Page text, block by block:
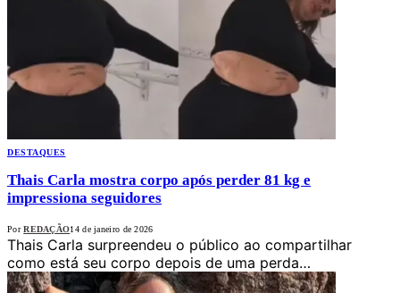
DESTAQUES
Thais Carla mostra corpo após perder 81 kg e
impressiona seguidores
Por REDAÇÃO14 de janeiro de 2026
Thais Carla surpreendeu o público ao compartilhar
como está seu corpo depois de uma perda…